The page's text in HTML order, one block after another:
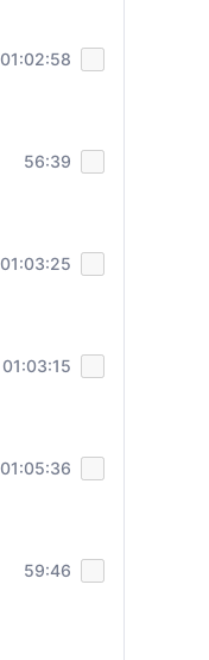
01:02:58
56:39
01:03:25
01:03:15
01:05:36
59:46